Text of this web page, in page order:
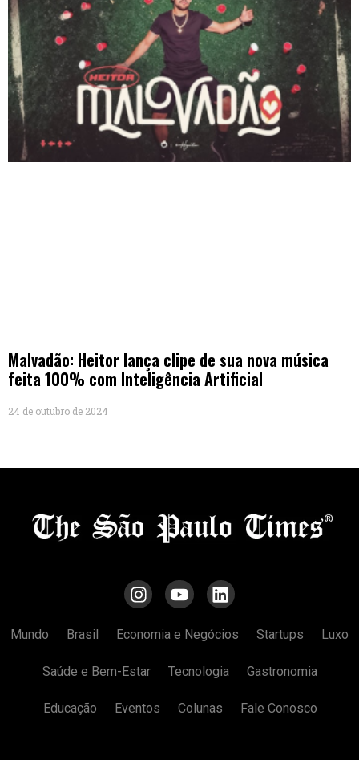
Malvadão: Heitor lança clipe de sua nova música
feita 100% com Inteligência Artificial
24 de outubro de 2024
Mundo Brasil Economia e Negócios Startups Luxo
Saúde e Bem-Estar Tecnologia Gastronomia
Educação Eventos Colunas Fale Conosco